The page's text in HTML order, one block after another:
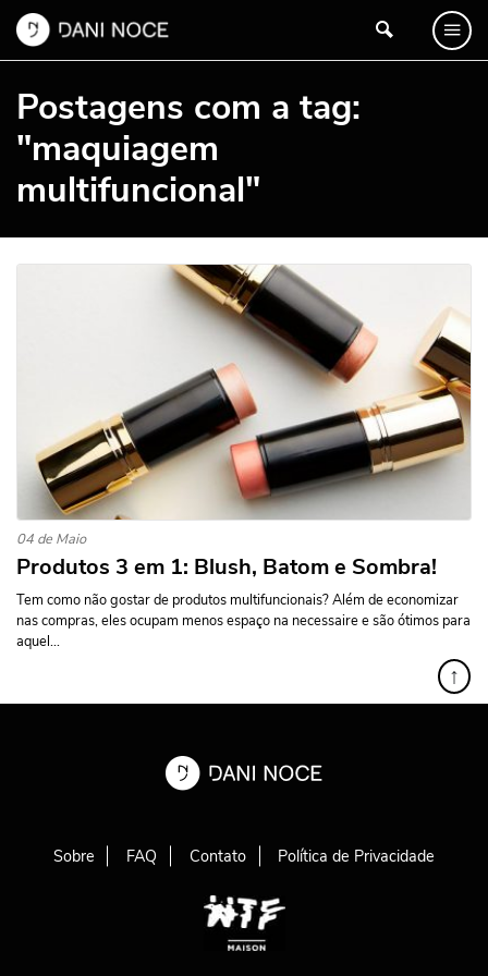
Postagens com a tag:
"maquiagem
multifuncional"
04 de Maio
Produtos 3 em 1: Blush, Batom e Sombra!
Tem como não gostar de produtos multifuncionais? Além de economizar
nas compras, eles ocupam menos espaço na necessaire e são ótimos para
aquel...
↑
Sobre FAQ Contato Política de Privacidade